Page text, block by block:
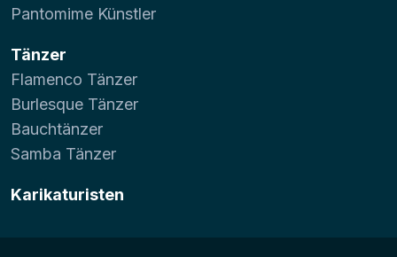
Pantomime Künstler
Tänzer
Flamenco Tänzer
Burlesque Tänzer
Bauchtänzer
Samba Tänzer
Karikaturisten